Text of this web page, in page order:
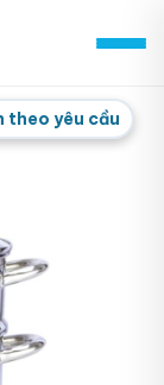
theo yêu cầu